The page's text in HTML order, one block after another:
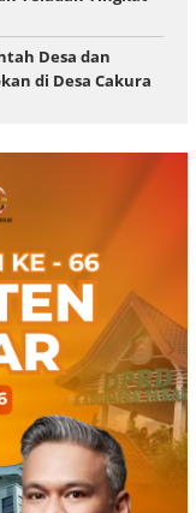
Desa dan
di Desa Cakura